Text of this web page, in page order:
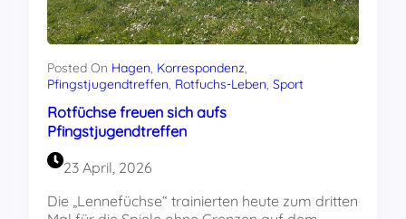
Posted On Hagen, Korrespondenz
Pfingstjugendtreffen, Rotfuchs-Leben, Sport
Rotfüchse freuen sich aufs
Pfingstjugendtreffen
23 April, 2026
Die „Lennefüchse“ trainierten heute zum dritten